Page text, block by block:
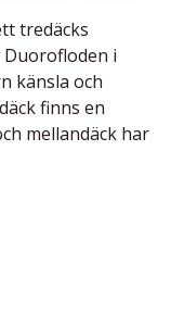
tredäcks
i
känsla och
finns en
mellandäck har